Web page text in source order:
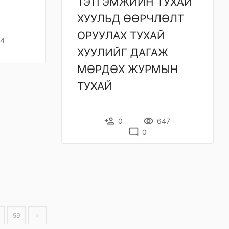
ХУУЛЬД ӨӨРЧЛӨЛТ
ОРУУЛАХ ТУХАЙ
ХУУЛИЙГ ДАГАЖ
МӨРДӨХ ЖУРМЫН
ТУХАЙ
person_add 0 remove_red_eye 647
mode_comment 0
59 »